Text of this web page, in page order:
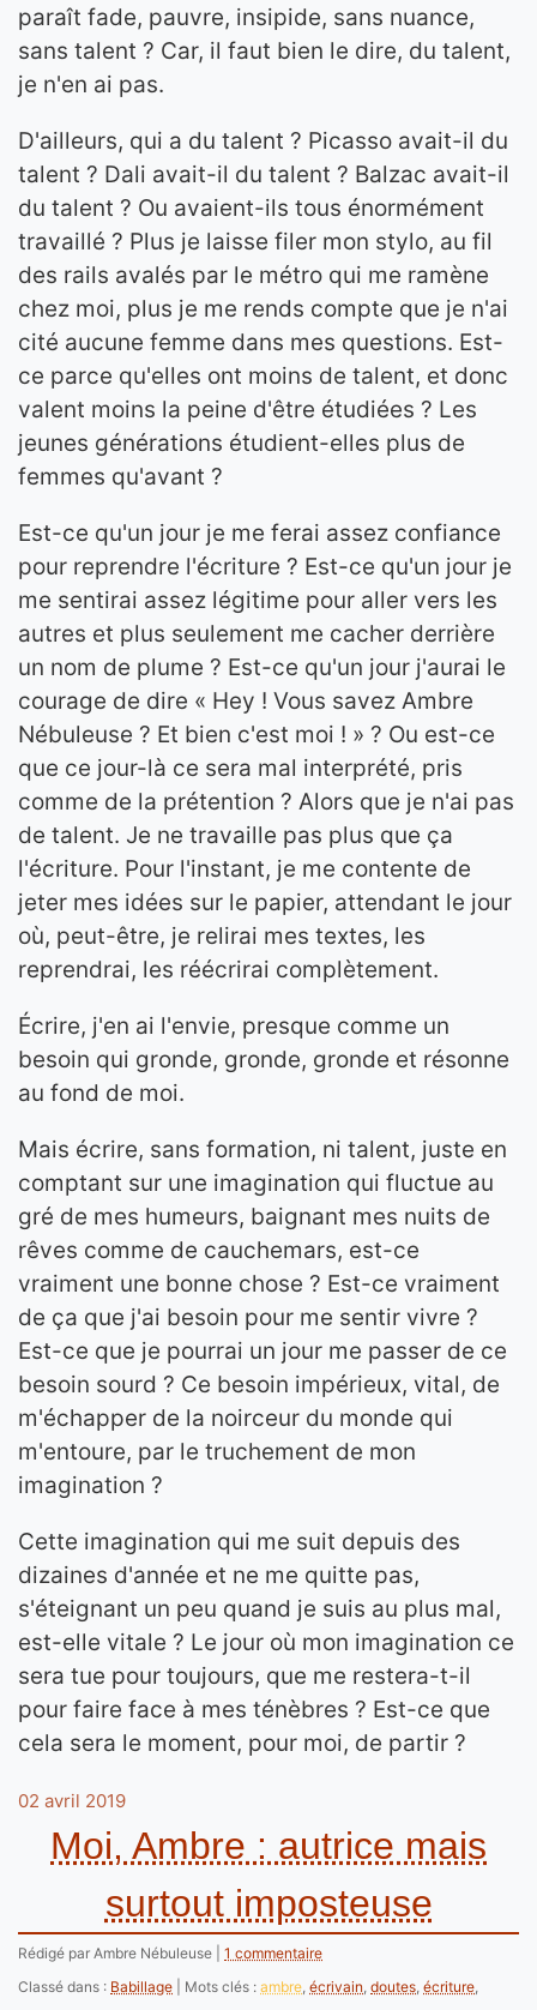
paraît fade, pauvre, insipide, sans nuance,
sans talent ? Car, il faut bien le dire, du talent,
je n'en ai pas.
D'ailleurs, qui a du talent ? Picasso avait-il du
talent ? Dali avait-il du talent ? Balzac avait-il
du talent ? Ou avaient-ils tous énormément
travaillé ? Plus je laisse filer mon stylo, au fil
des rails avalés par le métro qui me ramène
chez moi, plus je me rends compte que je n'ai
cité aucune femme dans mes questions. Est-
ce parce qu'elles ont moins de talent, et donc
valent moins la peine d'être étudiées ? Les
jeunes générations étudient-elles plus de
femmes qu'avant ?
Est-ce qu'un jour je me ferai assez confiance
pour reprendre l'écriture ? Est-ce qu'un jour je
me sentirai assez légitime pour aller vers les
autres et plus seulement me cacher derrière
un nom de plume ? Est-ce qu'un jour j'aurai le
courage de dire « Hey ! Vous savez Ambre
Nébuleuse ? Et bien c'est moi ! » ? Ou est-ce
que ce jour-là ce sera mal interprété, pris
comme de la prétention ? Alors que je n'ai pas
de talent. Je ne travaille pas plus que ça
l'écriture. Pour l'instant, je me contente de
jeter mes idées sur le papier, attendant le jour
où, peut-être, je relirai mes textes, les
reprendrai, les réécrirai complètement.
Écrire, j'en ai l'envie, presque comme un
besoin qui gronde, gronde, gronde et résonne
au fond de moi.
Mais écrire, sans formation, ni talent, juste en
comptant sur une imagination qui fluctue au
gré de mes humeurs, baignant mes nuits de
rêves comme de cauchemars, est-ce
vraiment une bonne chose ? Est-ce vraiment
de ça que j'ai besoin pour me sentir vivre ?
Est-ce que je pourrai un jour me passer de ce
besoin sourd ? Ce besoin impérieux, vital, de
m'échapper de la noirceur du monde qui
m'entoure, par le truchement de mon
imagination ?
Cette imagination qui me suit depuis des
dizaines d'année et ne me quitte pas,
s'éteignant un peu quand je suis au plus mal,
est-elle vitale ? Le jour où mon imagination ce
sera tue pour toujours, que me restera-t-il
pour faire face à mes ténèbres ? Est-ce que
cela sera le moment, pour moi, de partir ?
02 avril 2019
Moi, Ambre : autrice mais
surtout imposteuse
Rédigé par Ambre Nébuleuse
1 commentaire
Classé dans : Babillage Mots clés : ambre, écrivain, doutes, écriture,